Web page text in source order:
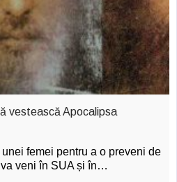
vestească Apocalipsa
femei pentru a o preveni de
veni în SUA și în…